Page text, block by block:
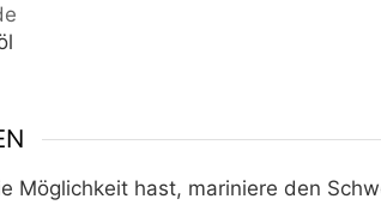
Möglichkeit hast, mariniere den